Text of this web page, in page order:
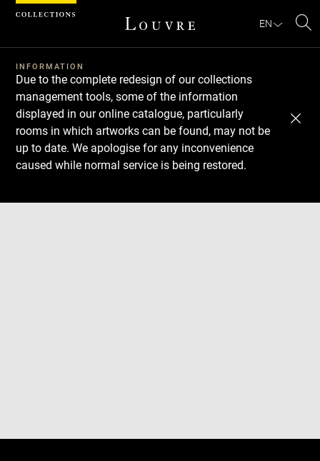
EN
INFORMATION
Due to the complete redesign of our collections
management tools, some of the information
displayed in our online catalogue, particularly
rooms in which artworks can be found, may not be
up to date. We apologise for any inconvenience
caused while normal service is being restored.
Download
Next
Previous
Cookies management panel